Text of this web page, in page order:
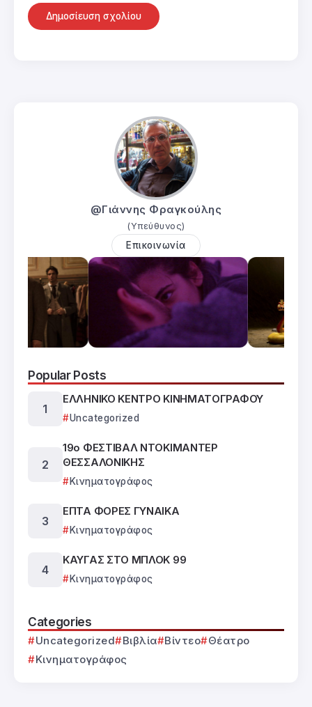
@Γιάννης Φραγκούλης
(Υπεύθυνος)
Επικοινωνία
Popular Posts
ΕΛΛΗΝΙΚΟ ΚΕΝΤΡΟ ΚΙΝΗΜΑΤΟΓΡΑΦΟΥ
Uncategorized
19ο ΦΕΣΤΙΒΑΛ ΝΤΟΚΙΜΑΝΤΕΡ
ΘΕΣΣΑΛΟΝΙΚΗΣ
Κινηματογράφος
ΕΠΤΑ ΦΟΡΕΣ ΓΥΝΑΙΚΑ
Κινηματογράφος
ΚΑΥΓΑΣ ΣΤΟ ΜΠΛΟΚ 99
Κινηματογράφος
Categories
Uncategorized Βιβλία Βίντεο
Θέατρο
Κινηματογράφος